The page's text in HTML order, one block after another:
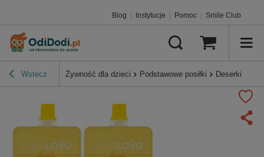
Blog Instytucje Pomoc Smile Club
Wstecz Żywność dla dzieci Podstawowe posiłki Deserki